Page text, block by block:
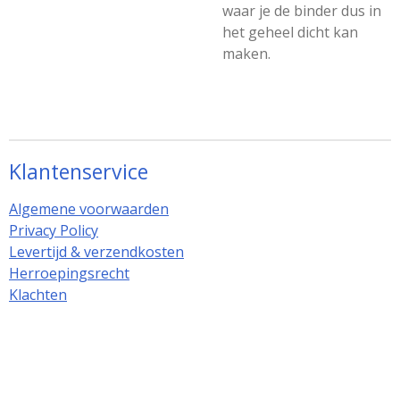
waar je de binder dus in
het geheel dicht kan
maken.
Klantenservice
Algemene voorwaarden
Privacy Policy
Levertijd & verzendkosten
Herroepingsrecht
Klachten